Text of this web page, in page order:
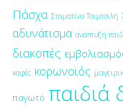
Πάσχα Σταματίνα Τσιμτσιλή
αδυνάτισμα ανάπτυξη
διακοπές
καφές κορωνοϊός
παγωτό παιδιά